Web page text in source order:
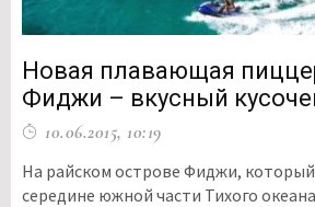
Новая плавающая
Фиджи – вкусный
10.06.2015, 10:19
На райском острове Фиджи, который
середине южной части Тихого